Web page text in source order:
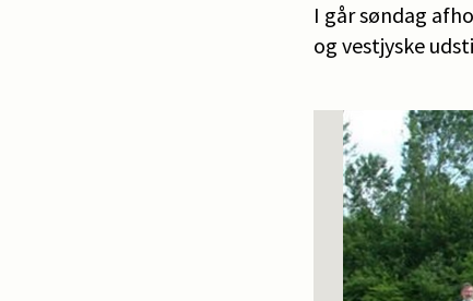
I går søndag
og vestjyske